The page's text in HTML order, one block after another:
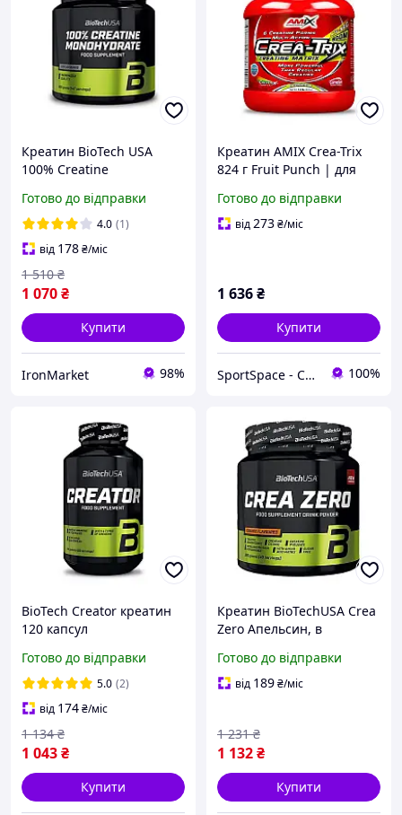
Креатин BioTech USA
100% Creatine
Готово до відправки
4.0 (1)
від 178₴/міс
1 070₴
1 510 ₴
Купити
IronMarket 98%
Креатин AMIX Crea-Trix
824 г Fruit Punch | для
Готово до відправки
від273₴/міс
1 636₴
Купити
SportSpace - Спортивне харчування та вітаміни! 100%
BioTech Creator креатин
120 капсул
Готово до відправки
5.0 (2)
від 174₴/міс
1 043₴
1 134 ₴
Купити
Креатин BioTechUSA Crea
Zero Апельсин, в
Готово до відправки
від 189₴/міс
1 132₴
1 231 ₴
Купити